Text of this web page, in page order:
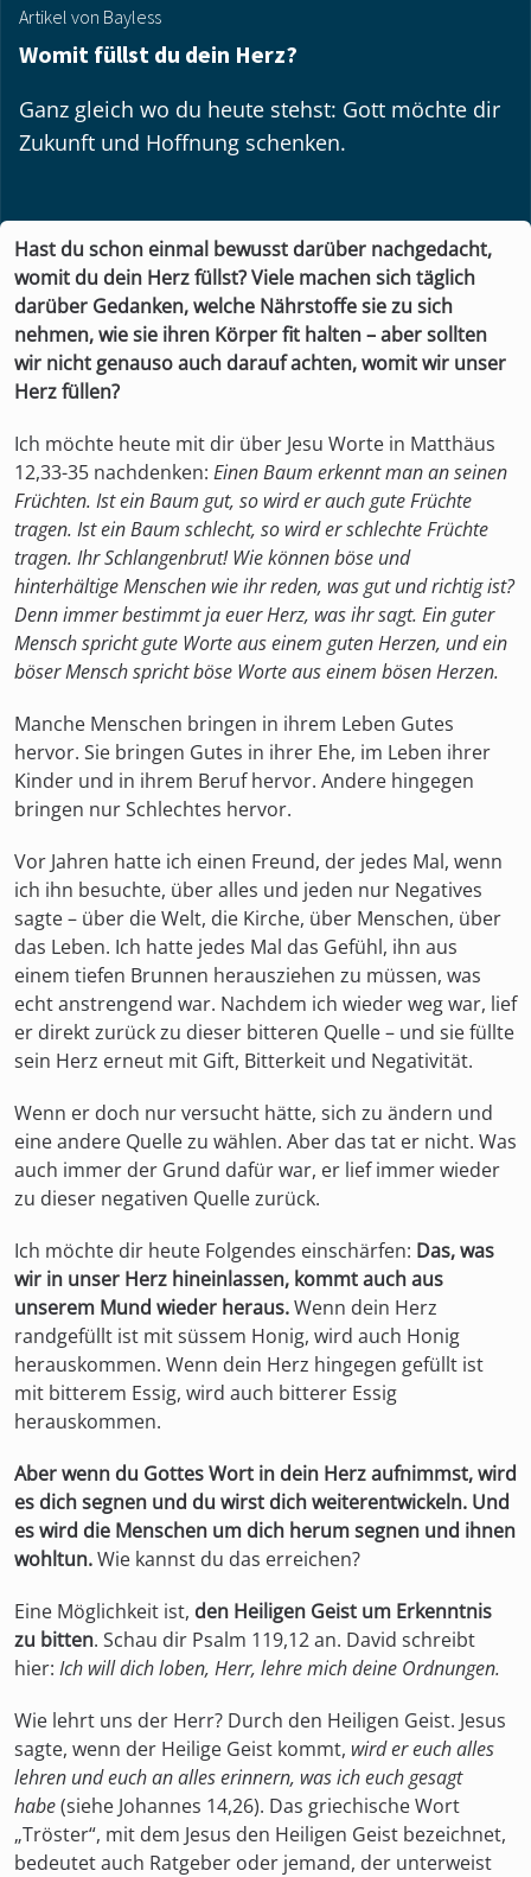
Artikel von Bayless
Womit füllst du dein Herz?
Ganz gleich wo du heute stehst: Gott möchte dir
Zukunft und Hoffnung schenken.
Hast du schon einmal bewusst darüber nachgedacht,
womit du dein Herz füllst? Viele machen sich täglich
darüber Gedanken, welche Nährstoffe sie zu sich
nehmen, wie sie ihren Körper fit halten – aber sollten
wir nicht genauso auch darauf achten, womit wir unser
Herz füllen?
Ich möchte heute mit dir über Jesu Worte in Matthäus
12,33-35 nachdenken: Einen Baum erkennt man an seinen
Früchten. Ist ein Baum gut, so wird er auch gute Früchte
tragen. Ist ein Baum schlecht, so wird er schlechte Früchte
tragen. Ihr Schlangenbrut! Wie können böse und
hinterhältige Menschen wie ihr reden, was gut und richtig ist?
Denn immer bestimmt ja euer Herz, was ihr sagt. Ein guter
Mensch spricht gute Worte aus einem guten Herzen, und ein
böser Mensch spricht böse Worte aus einem bösen Herzen.
Manche Menschen bringen in ihrem Leben Gutes
hervor. Sie bringen Gutes in ihrer Ehe, im Leben ihrer
Kinder und in ihrem Beruf hervor. Andere hingegen
bringen nur Schlechtes hervor.
Vor Jahren hatte ich einen Freund, der jedes Mal, wenn
ich ihn besuchte, über alles und jeden nur Negatives
sagte – über die Welt, die Kirche, über Menschen, über
das Leben. Ich hatte jedes Mal das Gefühl, ihn aus
einem tiefen Brunnen herausziehen zu müssen, was
echt anstrengend war. Nachdem ich wieder weg war, lief
er direkt zurück zu dieser bitteren Quelle – und sie füllte
sein Herz erneut mit Gift, Bitterkeit und Negativität.
Wenn er doch nur versucht hätte, sich zu ändern und
eine andere Quelle zu wählen. Aber das tat er nicht. Was
auch immer der Grund dafür war, er lief immer wieder
zu dieser negativen Quelle zurück.
Ich möchte dir heute Folgendes einschärfen: Das, was
wir in unser Herz hineinlassen, kommt auch aus
unserem Mund wieder heraus.Wenn dein Herz
randgefüllt ist mit süssem Honig, wird auch Honig
herauskommen. Wenn dein Herz hingegen gefüllt ist
mit bitterem Essig, wird auch bitterer Essig
herauskommen.
Aber wenn du Gottes Wort in dein Herz aufnimmst, wird
es dich segnen und du wirst dich weiterentwickeln. Und
es wird die Menschen um dich herum segnen und ihnen
wohltun.Wie kannst du das erreichen?
Eine Möglichkeit ist, den Heiligen Geist um Erkenntnis
zu bitten. Schau dir Psalm 119,12 an. David schreibt
hier: Ich will dich loben, Herr, lehre mich deine Ordnungen.
Wie lehrt uns der Herr? Durch den Heiligen Geist. Jesus
sagte, wenn der Heilige Geist kommt, wird er euch alles
lehren und euch an alles erinnern, was ich euch gesagt
habe(siehe Johannes 14,26). Das griechische Wort
„Tröster“, mit dem Jesus den Heiligen Geist bezeichnet,
bedeutet auch Ratgeber oder jemand, der unterweist